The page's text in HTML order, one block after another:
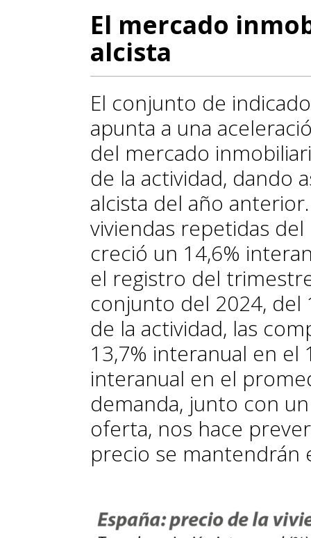
El mercado
alcista
El conjunto de
apunta a una
del mercado
de la actividad, dando
alcista del año
viviendas repetidas
creció un 14,6%
el registro del
conjunto del 2024, del
de la actividad, las
13,7% interanual en el
interanual en el
demanda, junto con
oferta, nos hace
precio se